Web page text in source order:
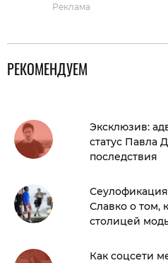
Реклама
РЕКОМЕНДУЕМ
Эксклюзив:
статус Павла
последствия
Славко о том,
столицей
Как соцсети